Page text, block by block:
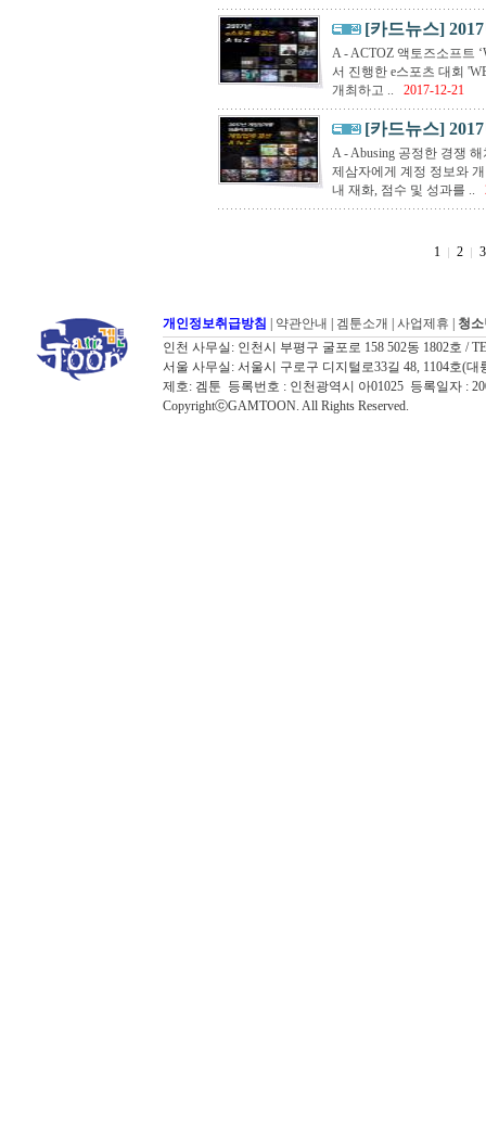
[카드뉴스]
A - ACTOZ 액토즈소프트
서 진행한 e스포츠 대회
개최하고 ..
2017-12-21
[카드뉴스]
A - Abusing 공정한 경쟁
제삼자에게 계정 정보와
내 재화, 점수 및 성과를 ..
1 2 3
개인정보취급방침 약관안내 겜툰소개 사업제휴
청
인천 사무실: 인천시 부평구 굴포로 158 502동 1802호 /
서울 사무실: 서울시 구로구 디지털로33길 48, 1104호(대
제호: 겜툰 등록번호 : 인천광역시 아01025 등록일자 :
CopyrightⓒGAMTOON. All Rights Reserved.